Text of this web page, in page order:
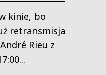
kinie, bo
retransmisja
Rieu z